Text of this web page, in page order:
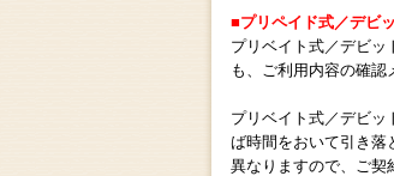
■プリペイド式／デビ
プリベイト式／デビッ
も、ご利用内容の確認
プリベイト式／デビ
ば時間をおいて引き落
異なりますので、ご契